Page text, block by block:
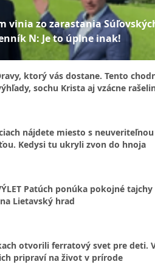
vinia zo zarastania
N: Je to úplne inak!
ktorý vás dostane. Tento
sochu Krista aj vzácne
nájdete miesto s neuveriteľnou
Kedysi tu ukryli zvon do hnoja
Patúch ponúka pokojné tajchy
Lietavský hrad
otvorili ferratový svet pre deti.
pripraví na život v prírode